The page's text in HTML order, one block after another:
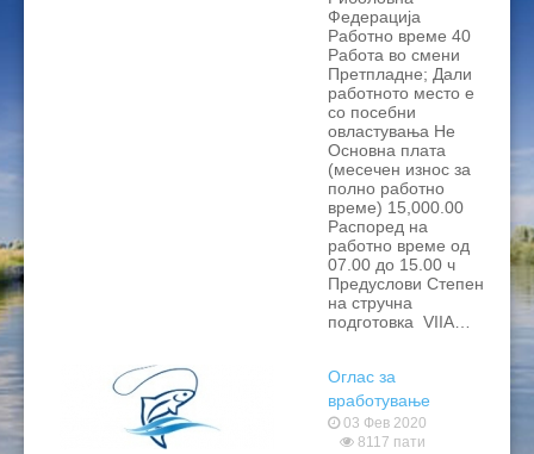
Федерација
Работно време 40
Работа во смени
Претпладне; Дали
работното место е
со посебни
овластувања Не
Основна плата
(месечен износ за
полно работно
време) 15,000.00
Распоред на
работно време од
07.00 до 15.00 ч
Предуслови Степен
на стручна
подготовка VIIA…
Оглас за
вработување
03 Фев 2020
8117 пати